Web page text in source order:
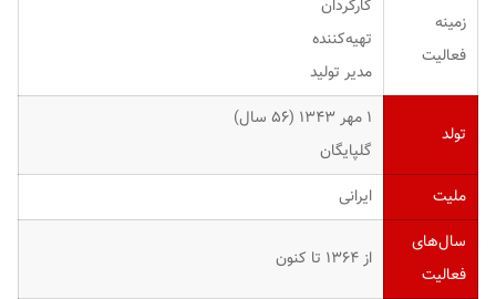
زمینه
فعالیت
کارگردان
تهیه‌کننده
مدیر تولید
تولد
۱ مهر ۱۳۴۳ ‏(۵۶ سال)
گلپایگان
ملیت
ایرانی
سال‌های
فعالیت
از ۱۳۶۴ تا کنون